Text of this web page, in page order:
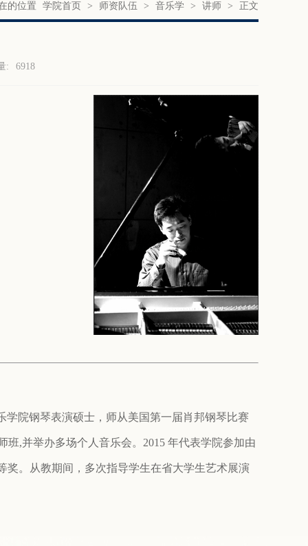
的位置 学院首页 > 师资队伍 > 音乐学 > 讲师 > 正文
: 6918
院钢琴表演硕⼠，师从美国第⼀届肖邦钢琴⽐赛
班,并举办多场个⼈⾳乐会。2015 年代表学院参加由
奖。从教期间，多次指导学⽣在省⼤学⽣艺术展演